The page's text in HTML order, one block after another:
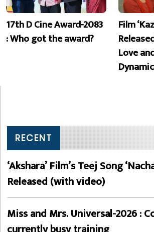
17th D Cine Award-2083
: Who got the award?
Film
Love
RECENT
‘Akshara’ Film’s Teej Song
Released (with video)
Miss and Mrs. Universal-2026 :